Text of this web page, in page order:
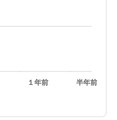
１年前 半年前